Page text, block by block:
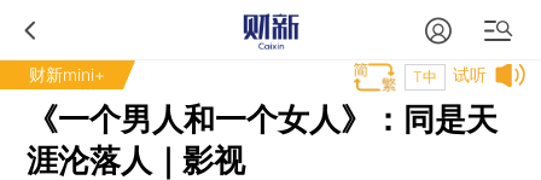
财新mini+ 试听
T中
《一个男人和一个女人》：同是天
涯沦落人｜影视